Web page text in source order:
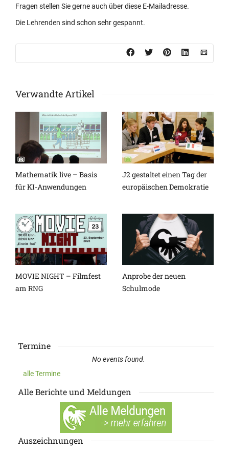
Fragen stellen Sie gerne auch über diese E-Mailadresse.
Die Lehrenden sind schon sehr gespannt.
Verwandte Artikel
Mathematik live – Basis
für KI-Anwendungen
J2 gestaltet einen Tag der
europäischen Demokratie
MOVIE NIGHT – Filmfest
am RNG
Anprobe der neuen
Schulmode
Termine
No events found.
alle Termine
Alle Berichte und Meldungen
Auszeichnungen